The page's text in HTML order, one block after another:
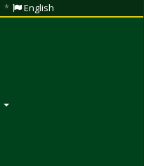
English